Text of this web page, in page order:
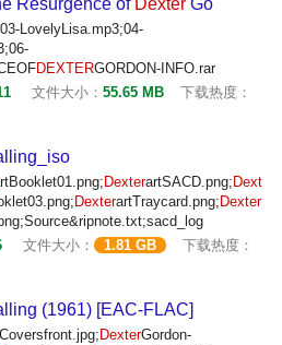
Resurgence of Dexter Go
LovelyLisa.mp3;04-
DEXTERGORDON-INFO.rar
文件大小： 55.65 MB
下载热度：
DexterartSACD.png; Dext
DexterartTraycard.png; Dexter
文件大小： 1.81 GB
下载热度：
(1961) [EAC-FLAC]
DexterGordon-